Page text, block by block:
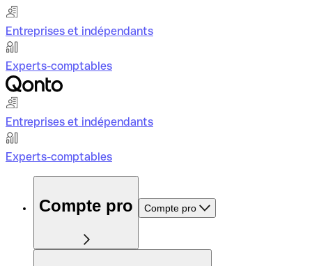
Entreprises et indépendants
Experts-comptables
Entreprises et indépendants
Experts-comptables
Compte pro Compte pro